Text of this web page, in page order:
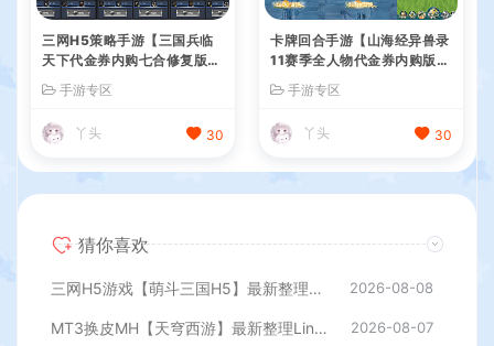
三网H5策略手游【三国兵临
天下代金券内购七合修复版】
+Linux手工服务端+管理后台
+GM授权后台+简易安卓客户
端+详细搭建教程+视频教程
手游专区
丫头 30
卡牌回合手游【山海经异兽录
11赛季全人物代金券内购版】
GM后台+管理后台+热更修改
工具+安卓+详细搭建教程
手游专区
丫头 30
猜你喜欢
三网H5游戏【萌斗三国H5】最新整理WIN系服务端+GM后台+详细搭建教程 2026-08-08
MT3换皮MH【天穹西游】最新整理Linux手工服务端+安卓苹果双端+GM后台+详细搭建教程+全套源码+视频教程 2026-08-07